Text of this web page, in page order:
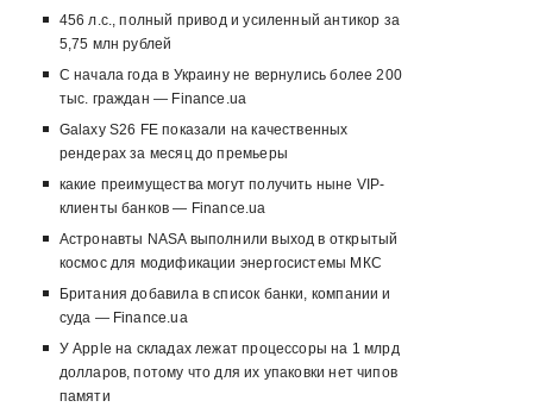
456 л.с., полный привод и усиленный антикор за
5,75 млн рублей
С начала года в Украину не вернулись более 200
тыс. граждан — Finance.ua
Galaxy S26 FE показали на качественных
рендерах за месяц до премьеры
какие преимущества могут получить ныне VIP-
клиенты банков — Finance.ua
Астронавты NASA выполнили выход в открытый
космос для модификации энергосистемы МКС
Британия добавила в список банки, компании и
суда — Finance.ua
У Apple на складах лежат процессоры на 1 млрд
долларов, потому что для их упаковки нет чипов
памяти